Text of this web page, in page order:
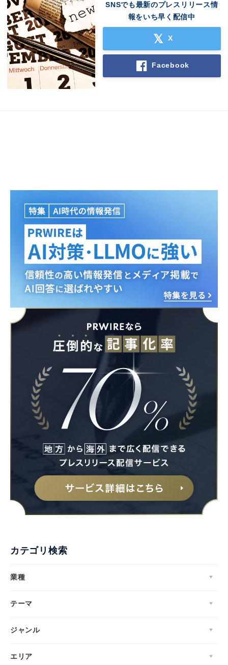
SNSでも最新のプレスリリース情
報をいち早く配信中
X
Facebook
カテゴリ検索
業種
テーマ
ジャンル
エリア